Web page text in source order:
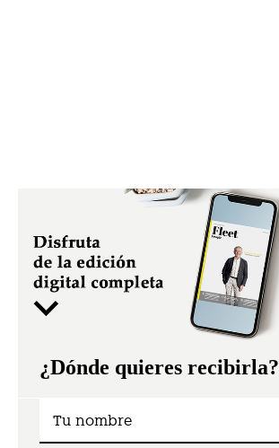
¿Dónde quieres recibirla?